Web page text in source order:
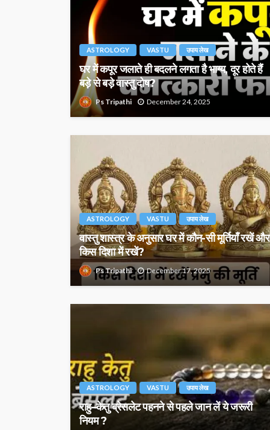
ASTROLOGY VASTU उपाय लेख
घर में कपूर जलाते ही बदलने लगता है भाग्य, दूर होते हैं
बड़े से बड़े वास्तु दोष?
Ps Tripathi December 24, 2025
ASTROLOGY VASTU उपाय लेख
वास्तु शास्त्र के अनुसार घर में कौन-सी मूर्तियाँ रखें और
किस दिशा में रखें?
Ps Tripathi December 17, 2025
ASTROLOGY VASTU उपाय लेख
राहु–केतु ब्रेसलेट पहनने से पहले जान लें ये जरूरी
नियम ?